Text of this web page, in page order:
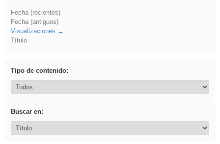
Fecha (recientes)
Fecha (antiguos)
Visualizaciones
Título
Tipo de contenido:
Buscar en: